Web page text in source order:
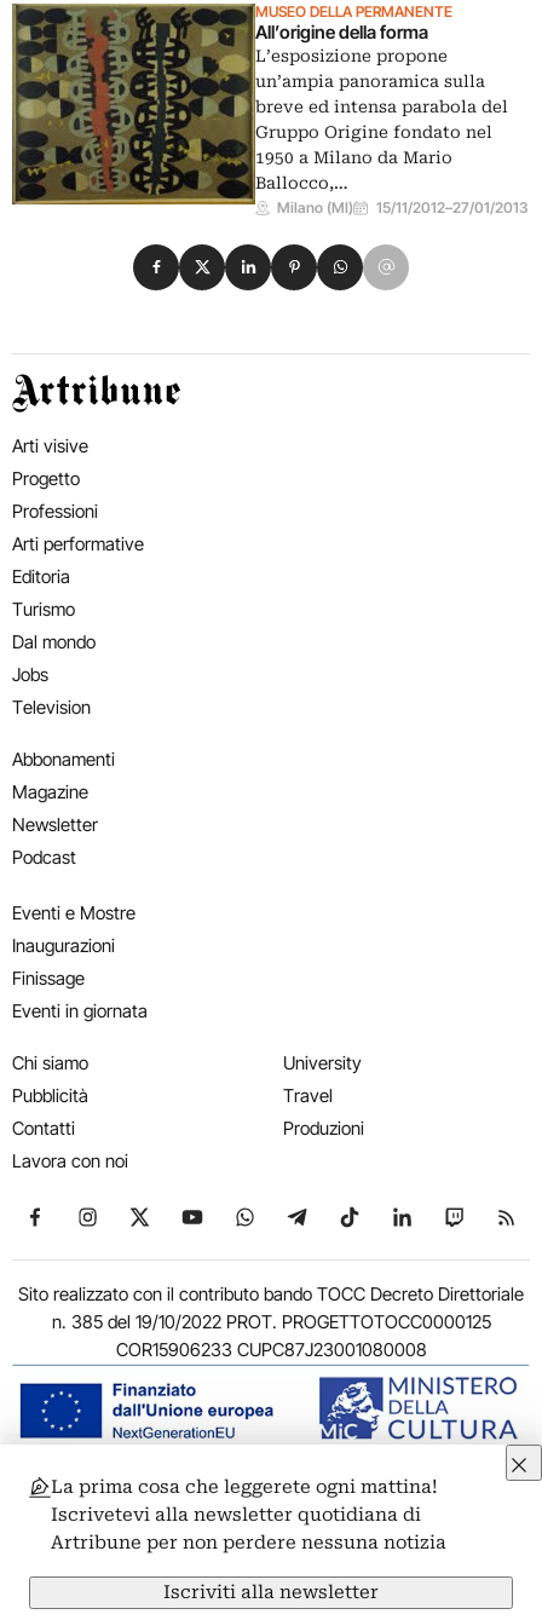
MUSEO DELLA PERMANENTE
All’origine della forma
L’esposizione propone
un’ampia panoramica sulla
breve ed intensa parabola del
Gruppo Origine fondato nel
1950 a Milano da Mario
Ballocco,…
Milano (MI) 15/11/2012–27/01/2013
Condividi su Facebook
Condividi su X
Condividi su LinkedIn
Condividi su Pinterest
Condividi su WhatsApp
Condividi su Email
Artribune
Arti visive
Progetto
Professioni
Arti performative
Editoria
Turismo
Dal mondo
Jobs
Television
Abbonamenti
Magazine
Newsletter
Podcast
Eventi e Mostre
Inaugurazioni
Finissage
Eventi in giornata
Chi siamo
Pubblicità
Contatti
Lavora con noi
University
Travel
Produzioni
Seguici su Facebook
Seguici su Instagram
Seguici su X
Seguici su YouTube
Seguici su WhatsApp
Seguici su Telegram
Seguici su TikTok
Seguici su
Seguici
Sito realizzato con il contributo bando TOCC Decreto Direttoriale
n. 385 del 19/10/2022 PROT. PROGETTOTOCC0000125
COR15906233 CUPC87J23001080008
© 2011-2026 ARTRIBUNE srl – Corso Vittorio Emanuele II, 287 –
00186 Roma - P.I. 11381581005
Privacy: Responsabile della protezione dei dati personali
ARTRIBUNE srl – Corso Vittorio Emanuele II, 287 – 00186 Roma
Termini e condizioniPrivacy PolicyCookie PolicyCredits
La prima cosa che leggerete ogni mattina!
Iscrivetevi alla newsletter quotidiana di
Artribune per non perdere nessuna notizia
Iscriviti alla newsletter